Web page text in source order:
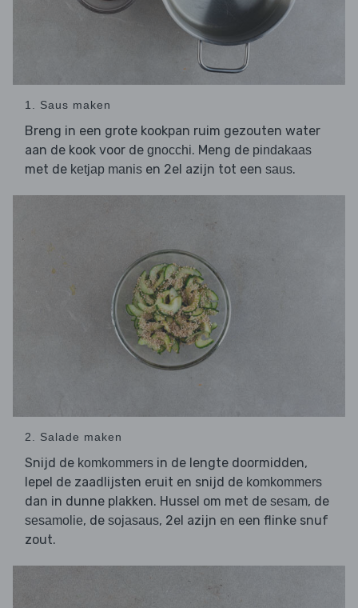
1. Saus maken
Breng in een grote kookpan ruim gezouten water
aan de kook voor de gnocchi. Meng de pindakaas
met de ketjap manis en 2el azijn tot een saus.
2. Salade maken
Snijd de komkommers in de lengte doormidden,
lepel de zaadlijsten eruit en snijd de komkommers
dan in dunne plakken. Hussel om met de sesam, de
sesamolie, de sojasaus, 2el azijn en een flinke snuf
zout.